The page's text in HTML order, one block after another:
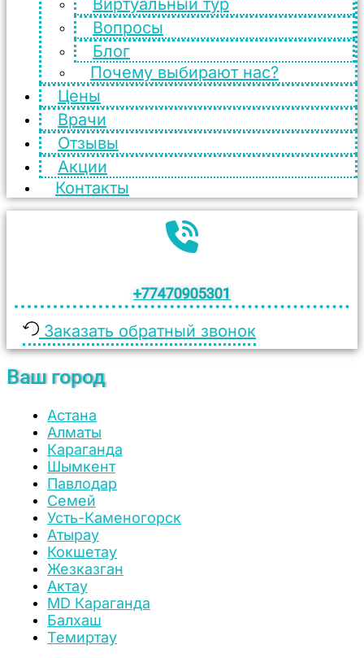
Вопросы
Блог
Почему выбирают нас?
Цены
Врачи
Отзывы
Акции
Контакты
+77470905301
Заказать обратный звонок
Ваш город
Астана
Алматы
Караганда
Шымкент
Павлодар
Семей
Усть-Каменогорск
Атырау
Кокшетау
Жезказган
Актау
MD Караганда
Балхаш
Темиртау